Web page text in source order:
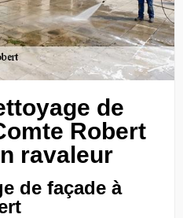
de
Robert
ravaleur
de façade à